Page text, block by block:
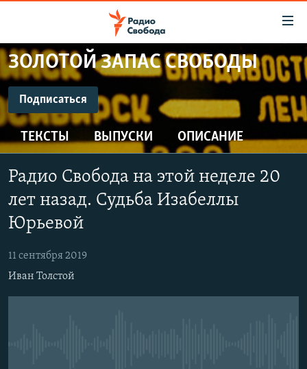
упрощенного
доступа
Вернуться
к
основному
содержанию
Вернутся
главной
навигации
поиску
ПРОГРАММЫ
ПОДКАСТЫ
АВТОРСКИЕ ПРОЕКТЫ
ЦИТАТЫ СВОБОДЫ
МНЕНИЯ
КУЛЬТУРА
IDEL.РЕАЛИИ
СЕВЕР.РЕАЛИИ
СИБИРЬ.РЕАЛИИ
ЗОЛОТОЙ ЗАПАС СВОБОДЫ
Подписаться
ПОДПИСАТЬСЯ
Подписаться
ТЕКСТЫ ВЫПУСКИ ОПИСАНИЕ
Радио Свобода на этой неделе 20
лет назад. Судьба Изабеллы
Юрьевой
11 сентября 2019
Иван Толстой